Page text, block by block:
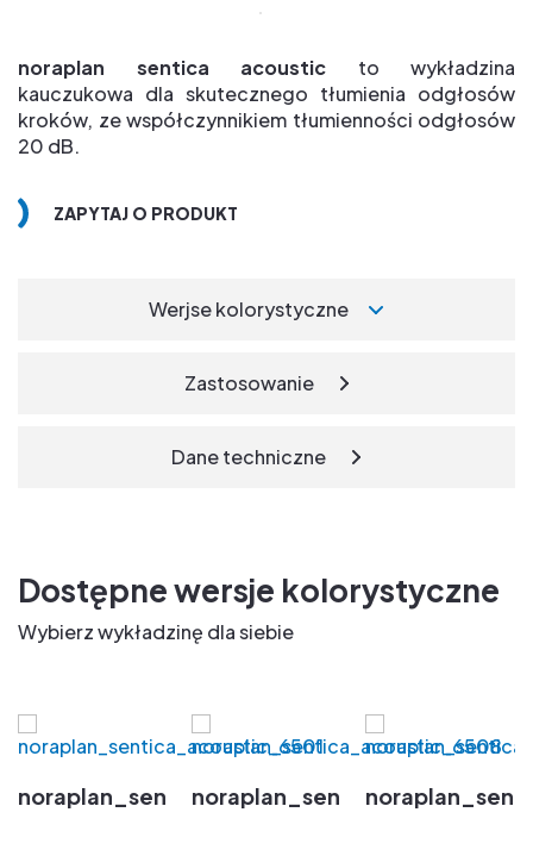
noraplan sentica acoustic to wykładzina
kauczukowa dla skutecznego tłumienia odgłosów
kroków, ze współczynnikiem tłumienności odgłosów
20 dB.
ZAPYTAJ O PRODUKT
Werjse kolorystyczne
Zastosowanie
Dane techniczne
Dostępne wersje kolorystyczne
Wybierz wykładzinę dla siebie
noraplan_sentica_acoustic_6501